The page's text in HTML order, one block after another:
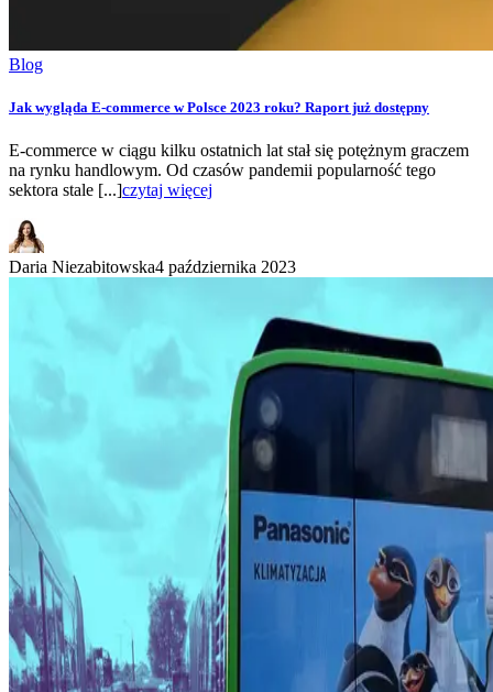
Blog
Jak wygląda E-commerce w Polsce 2023 roku? Raport już dostępny
E-commerce w ciągu kilku ostatnich lat stał się potężnym graczem
na rynku handlowym. Od czasów pandemii popularność tego
sektora stale [...]czytaj więcej
Daria Niezabitowska4 października 2023